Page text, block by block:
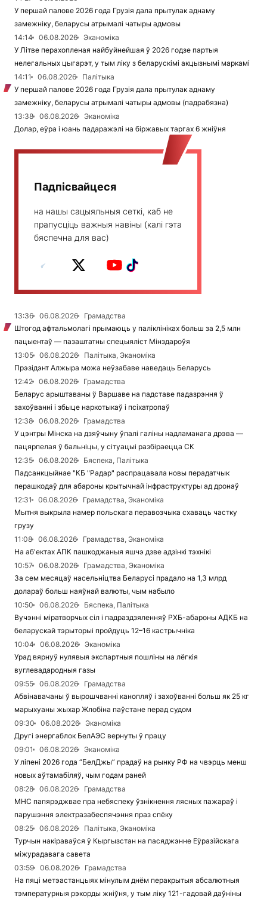
У першай палове 2026 года Грузія дала прытулак аднаму
замежніку, беларусы атрымалі чатыры адмовы
14:14
06.08.2026
Эканоміка
У Літве перахопленая найбуйнейшая ў 2026 годзе партыя
нелегальных цыгарэт, у тым ліку з беларускімі акцызнымі маркамі
14:11
06.08.2026
Палітыка
У першай палове 2026 года Грузія дала прытулак аднаму
замежніку, беларусы атрымалі чатыры адмовы (падрабязна)
13:38
06.08.2026
Эканоміка
Долар, еўра і юань падаражэлі на біржавых таргах 6 жніўня
Падпісвайцеся
на нашы сацыяльныя сеткі, каб не
прапусціць важныя навіны (калі гэта
бяспечна для вас)
13:36 06.08.2026
Грамадства
Штогод афтальмолагі прымаюць у паліклініках больш за 2,5 млн
пацыентаў — пазаштатны спецыяліст Мінздароўя
13:05
06.08.2026
Палітыка, Эканоміка
Прэзідэнт Алжыра можа неўзабаве наведаць Беларусь
12:42
06.08.2026
Грамадства
Беларус арыштаваны ў Варшаве на падставе падазрэння ў
захоўванні і збыце наркотыкаў і псіхатропаў
12:38
06.08.2026
Грамадства
У цэнтры Мінска на дзяўчыну ўпалі галіны надламанага дрэва —
пацярпелая ў бальніцы, у сітуацыі разбіраецца СК
12:35
06.08.2026
Бяспека, Палітыка
Падсанкцыйнае "КБ "Радар" распрацавала новы перадатчык
перашкодаў для абароны крытычнай інфраструктуры ад дронаў
12:31
06.08.2026
Грамадства, Эканоміка
Мытня выкрыла намер польскага перавозчыка схаваць частку
грузу
11:08
06.08.2026
Грамадства, Эканоміка
На аб'ектах АПК пашкоджаныя яшчэ дзве адзінкі тэхнікі
10:57
06.08.2026
Грамадства, Эканоміка
За сем месяцаў насельніцтва Беларусі прадало на 1,3 млрд
долараў больш наяўнай валюты, чым набыло
10:50
06.08.2026
Бяспека, Палітыка
Вучэнні міратворчых сіл і падраздзяленняў РХБ-абароны АДКБ на
беларускай тэрыторыі пройдуць 12–16 кастрычніка
10:04
06.08.2026
Эканоміка
Урад вярнуў нулявыя экспартныя пошліны на лёгкія
вуглевадародныя газы
09:55
06.08.2026
Грамадства
Абвінавачаны ў вырошчванні канопляў і захоўванні больш як 25 кг
марыхуаны жыхар Жлобіна паўстане перад судом
09:30
06.08.2026
Эканоміка
Другі энергаблок БелАЭС вернуты ў працу
09:01
06.08.2026
Эканоміка
У ліпені 2026 года “БелДжы” прадаў на рынку РФ на чвэрць менш
новых аўтамабіляў, чым годам раней
08:28
06.08.2026
Грамадства
МНС папярэджвае пра небяспеку ўзнікнення лясных пажараў і
парушэння электразабеспячэння праз спёку
08:25
06.08.2026
Палітыка, Эканоміка
Турчын накіраваўся ў Кыргызстан на пасяджэнне Еўразійскага
міжурадавага савета
03:59
06.08.2026
Грамадства
На пяці метэастанцыях мінулым днём перакрытыя абсалютныя
тэмпературныя рэкорды жніўня, у тым ліку 121-гадовай даўніны